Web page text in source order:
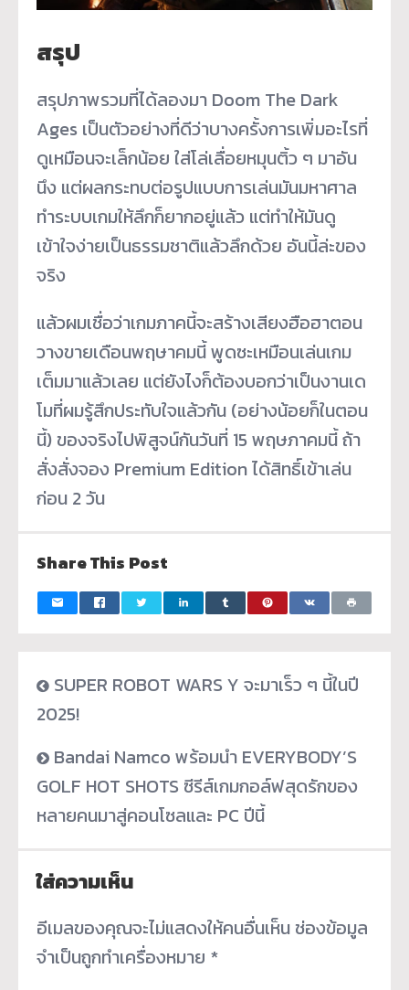
สรุป
สรุปภาพรวมที่ได้ลองมา Doom The Dark
Ages เป็นตัวอย่างที่ดีว่าบางครั้งการเพิ่มอะไรที่
ดูเหมือนจะเล็กน้อย ใส่โล่เลื่อยหมุนติ้ว ๆ มาอัน
นึง แต่ผลกระทบต่อรูปแบบการเล่นมันมหาศาล
ทำระบบเกมให้ลึกก็ยากอยู่แล้ว แต่ทำให้มันดู
เข้าใจง่ายเป็นธรรมชาติแล้วลึกด้วย อันนี้ล่ะของ
จริง
แล้วผมเชื่อว่าเกมภาคนี้จะสร้างเสียงฮือฮาตอน
วางขายเดือนพฤษาคมนี้ พูดซะเหมือนเล่นเกม
เต็มมาแล้วเลย แต่ยังไงก็ต้องบอกว่าเป็นงานเด
โมที่ผมรู้สึกประทับใจแล้วกัน (อย่างน้อยก็ในตอน
นี้) ของจริงไปพิสูจน์กันวันที่ 15 พฤษภาคมนี้ ถ้า
สั่งสั่งจอง Premium Edition ได้สิทธิ์เข้าเล่น
ก่อน 2 วัน
Share This Post
SUPER ROBOT WARS Y จะมาเร็ว ๆ นี้ในปี
2025!
Bandai Namco พร้อมนำ EVERYBODY’S
GOLF HOT SHOTS ซีรีส์เกมกอล์ฟสุดรักของ
หลายคนมาสู่คอนโซลและ PC ปีนี้
ใส่ความเห็น
อีเมลของคุณจะไม่แสดงให้คนอื่นเห็น ช่องข้อมูล
จำเป็นถูกทำเครื่องหมาย *